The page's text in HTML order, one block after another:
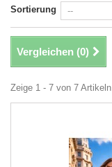
Sortierung
Vergleichen (0)
Zeige 1 - 7 von 7 Artikeln